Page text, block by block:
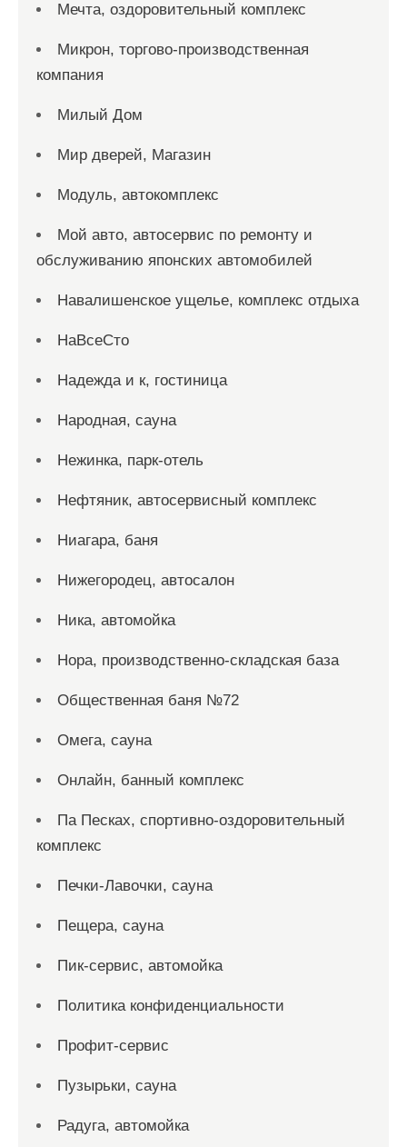
Мечта, оздоровительный комплекс
Микрон, торгово-производственная
компания
Милый Дом
Мир дверей, Магазин
Модуль, автокомплекс
Мой авто, автосервис по ремонту и
обслуживанию японских автомобилей
Навалишенское ущелье, комплекс отдыха
НаВсеСто
Надежда и к, гостиница
Народная, сауна
Нежинка, парк-отель
Нефтяник, автосервисный комплекс
Ниагара, баня
Нижегородец, автосалон
Ника, автомойка
Нора, производственно-складская база
Общественная баня №72
Омега, сауна
Онлайн, банный комплекс
Па Песках, спортивно-оздоровительный
комплекс
Печки-Лавочки, сауна
Пещера, сауна
Пик-сервис, автомойка
Политика конфиденциальности
Профит-сервис
Пузырьки, сауна
Радуга, автомойка